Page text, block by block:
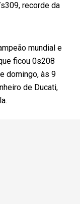
recorde da
mundial e
ficou 0s208
domingo, às 9
de Ducati,